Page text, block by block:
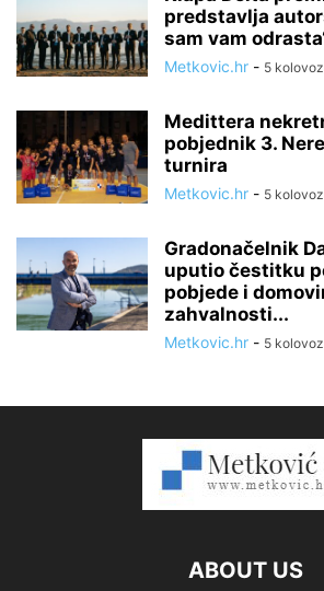
predstavlja
sam vam
Metkovic.hr - 5
Medittera
pobjednik 3.
turnira
Metkovic.hr - 5
Gradonačelnik
uputio čestitku
pobjede i
zahvalnosti...
Metkovic.hr - 5
ABOUT US